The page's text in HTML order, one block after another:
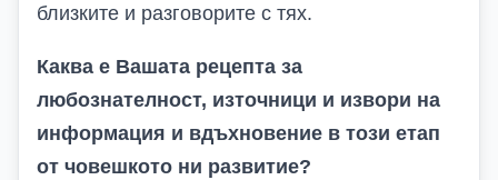
близките и разговорите с тях.
Каква е Вашата рецепта за
любознателност, източници и извори на
информация и вдъхновение в този етап
от човешкото ни развитие?